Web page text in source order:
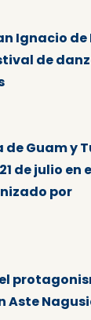
Ignacio de
de
de Guam y
de julio en
por
Aste